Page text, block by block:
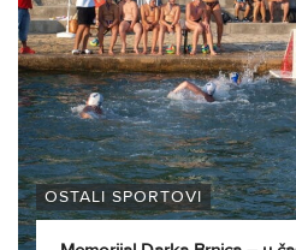
OSTALI SPORTOVI